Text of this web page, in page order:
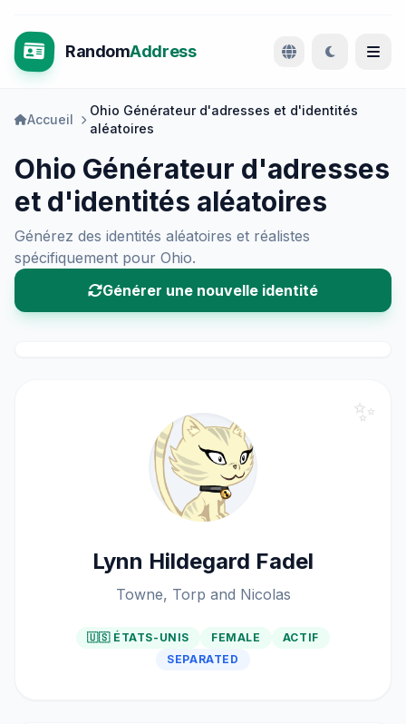
RandomAddress
Accueil
Ohio Générateur d'adresses et d'identités
aléatoires
Ohio Générateur d'adresses
et d'identités aléatoires
Générez des identités aléatoires et réalistes
spécifiquement pour Ohio.
Générer une nouvelle identité
✨
Lynn Hildegard Fadel
Towne, Torp and Nicolas
🇺🇸 ÉTATS-UNIS FEMALE
ACTIF
SEPARATED